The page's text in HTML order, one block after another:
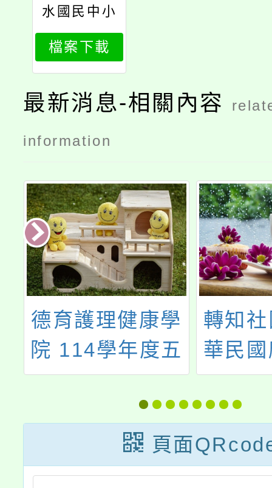
水國民中小
學115學年
度轉介就讀
簡章
檔案下載
最新消息-相關內容
information
轉知社團法人中
華民國應用商業
管理協會「2024
夏令營-高中企管
營」活動
九年
探索
園城
http://
頁面